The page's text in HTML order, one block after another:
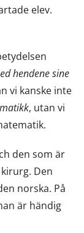
elev.
hendene sine
vi kanske inte
, utan vi
den som är
Den
norska. På
är händig